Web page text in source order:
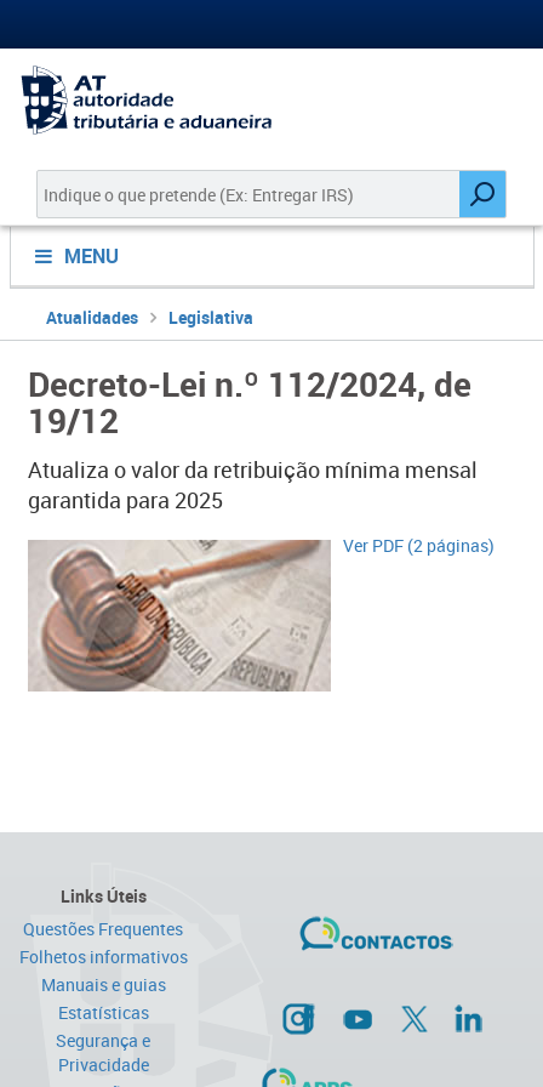
MENU
Atualidades Legislativa
Decreto-Lei n.º 112/2024, de
19/12
Atualiza o valor da retribuição mínima mensal
garantida para 2025
Ver PDF (2 páginas)​
Links Úteis
Questões Frequentes
Folhetos informativos
Manuais e guias
Estatísticas
Segurança e
Privacidade